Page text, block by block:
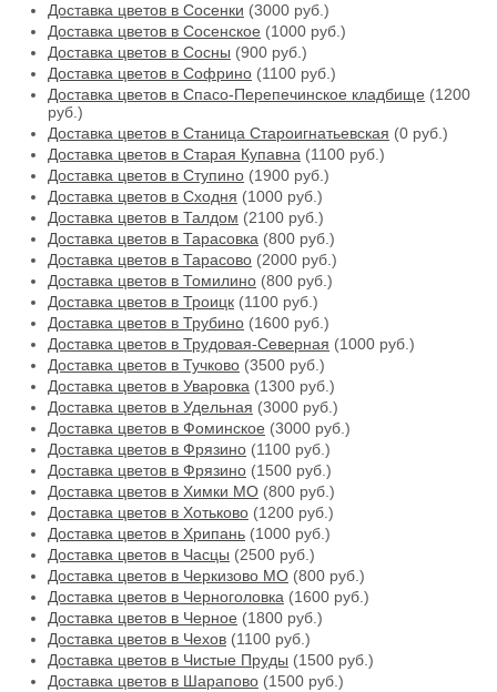
Доставка цветов в Сосенки (3000 руб.)
Доставка цветов в Сосенское (1000 руб.)
Доставка цветов в Сосны (900 руб.)
Доставка цветов в Софрино (1100 руб.)
Доставка цветов в Спасо-Перепечинское кладбище (1200
руб.)
Доставка цветов в Станица Староигнатьевская (0 руб.)
Доставка цветов в Старая Купавна (1100 руб.)
Доставка цветов в Ступино (1900 руб.)
Доставка цветов в Сходня (1000 руб.)
Доставка цветов в Талдом (2100 руб.)
Доставка цветов в Тарасовка (800 руб.)
Доставка цветов в Тарасово (2000 руб.)
Доставка цветов в Томилино (800 руб.)
Доставка цветов в Троицк (1100 руб.)
Доставка цветов в Трубино (1600 руб.)
Доставка цветов в Трудовая-Северная (1000 руб.)
Доставка цветов в Тучково (3500 руб.)
Доставка цветов в Уваровка (1300 руб.)
Доставка цветов в Удельная (3000 руб.)
Доставка цветов в Фоминское (3000 руб.)
Доставка цветов в Фрязино (1100 руб.)
Доставка цветов в Фрязино (1500 руб.)
Доставка цветов в Химки МО (800 руб.)
Доставка цветов в Хотьково (1200 руб.)
Доставка цветов в Хрипань (1000 руб.)
Доставка цветов в Часцы (2500 руб.)
Доставка цветов в Черкизово МО (800 руб.)
Доставка цветов в Черноголовка (1600 руб.)
Доставка цветов в Черное (1800 руб.)
Доставка цветов в Чехов (1100 руб.)
Доставка цветов в Чистые Пруды (1500 руб.)
Доставка цветов в Шарапово (1500 руб.)